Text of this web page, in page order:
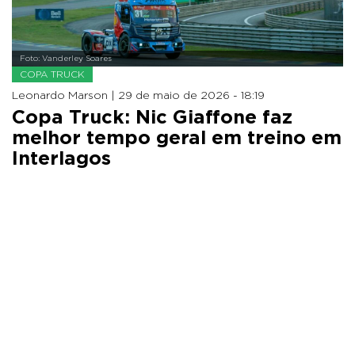
Foto: Vanderley Soares
COPA TRUCK
Leonardo Marson | 29 de maio de 2026 - 18:19
Copa Truck: Nic Giaffone faz
melhor tempo geral em treino em
Interlagos